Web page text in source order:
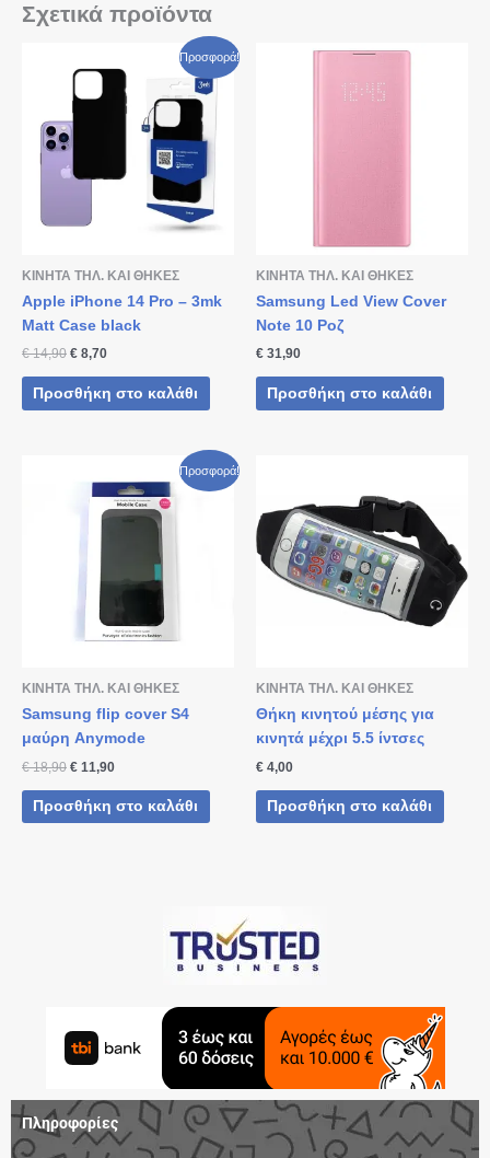
Σχετικά προϊόντα
Προσφορά!
ΚΙΝΗΤΑ ΤΗΛ. ΚΑΙ ΘΗΚΕΣ
Apple iPhone 14 Pro – 3mk
Matt Case black
€14,90
price
€ 14,90.
€ 8,70
τρέχουσα
τιμή
είναι:
€ 8,70.
Προσθήκη στο καλάθι
ΚΙΝΗΤΑ ΤΗΛ. ΚΑΙ ΘΗΚΕΣ
Samsung Led View Cover
Note 10 Ροζ
€ 31,90
Προσθήκη στο καλάθι
Προσφορά!
ΚΙΝΗΤΑ ΤΗΛ. ΚΑΙ ΘΗΚΕΣ
Samsung flip cover S4
μαύρη Anymode
€18,90
price
was:
€ 18,90.
€ 11,90
τρέχουσα
τιμή
είναι:
€ 11,90.
Προσθήκη στο καλάθι
ΚΙΝΗΤΑ ΤΗΛ. ΚΑΙ ΘΗΚΕΣ
Θήκη κινητού μέσης για
κινητά μέχρι 5.5 ίντσες
€ 4,00
Προσθήκη στο καλάθι
Πληροφορίες